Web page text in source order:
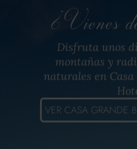
¿Vienes
Disfruta unos
montañas y
naturales en
VER CASA GRANDE